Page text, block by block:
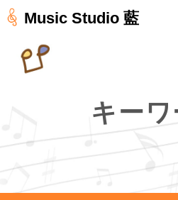
Music Studio 藍
キー